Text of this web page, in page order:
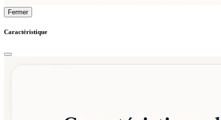
Fermer
Caractéristique